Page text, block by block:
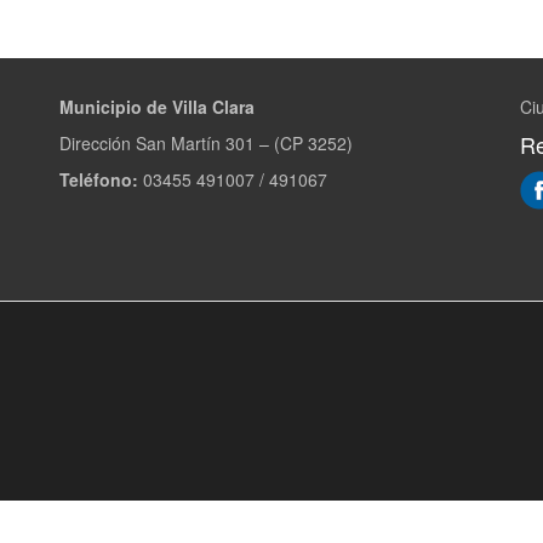
Municipio de Villa Clara
Dirección San Martín 301 – (CP 3252)
Teléfono: 03455 491007 / 491067